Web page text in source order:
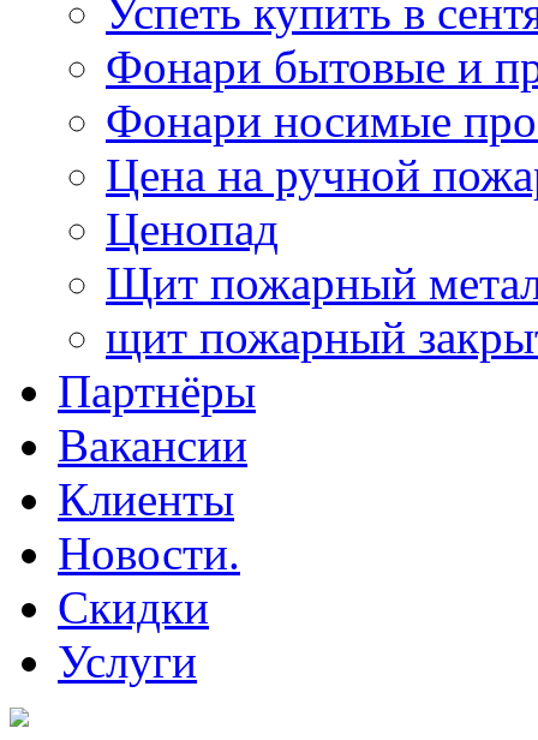
Успеть купить в
Фонари бытовые и
Фонари носимые
Цена на ручной
Ценопад
Щит пожарный
щит пожарный
Партнёры
Вакансии
Клиенты
Новости.
Скидки
Услуги